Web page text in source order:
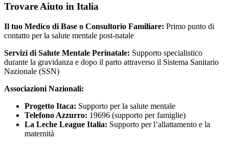
Trovare Aiuto in Italia
Il tuo Medico di Base o Consultorio Familiare: Primo punto di
contatto per la salute mentale post-natale
Servizi di Salute Mentale Perinatale: Supporto specialistico
durante la gravidanza e dopo il parto attraverso il Sistema Sanitario
Nazionale (SSN)
Associazioni Nazionali:
Progetto Itaca: Supporto per la salute mentale
Telefono Azzurro: 19696 (supporto per famiglie)
La Leche League Italia: Supporto per l’allattamento e la
maternità